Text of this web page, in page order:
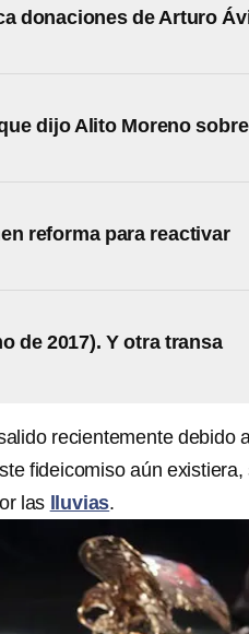
donaciones de Arturo
dijo Alito Moreno sobre
reforma para reactivar
de 2017). Y otra transa
recientemente debido
fideicomiso aún existiera,
las
lluvias.